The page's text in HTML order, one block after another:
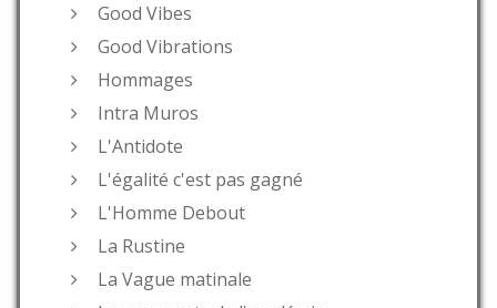
Good Vibes
Good Vibrations
Hommages
Intra Muros
L'Antidote
L'égalité c'est pas gagné
L'Homme Debout
La Rustine
La Vague matinale